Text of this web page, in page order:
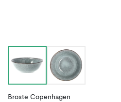
Broste Copenhagen